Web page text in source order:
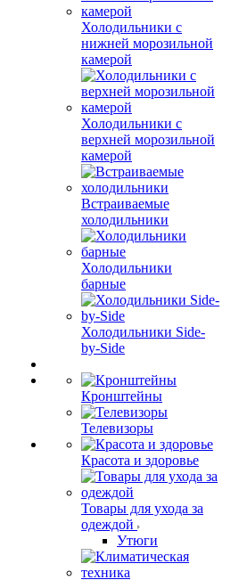
Холодильники с
нижней морозильной
камерой
Холодильники с
верхней морозильной
камерой
Встраиваемые
холодильники
Холодильники
барные
Холодильники Side-
by-Side
Кронштейны
Телевизоры
Красота и здоровье
Товары для ухода за
одеждой
Утюги